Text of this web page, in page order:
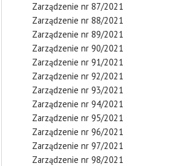
Zarządzenie nr 87/2021
Zarządzenie nr 88/2021
Zarządzenie nr 89/2021
Zarządzenie nr 90/2021
Zarządzenie nr 91/2021
Zarządzenie nr 92/2021
Zarządzenie nr 93/2021
Zarządzenie nr 94/2021
Zarządzenie nr 95/2021
Zarządzenie nr 96/2021
Zarządzenie nr 97/2021
Zarządzenie nr 98/2021